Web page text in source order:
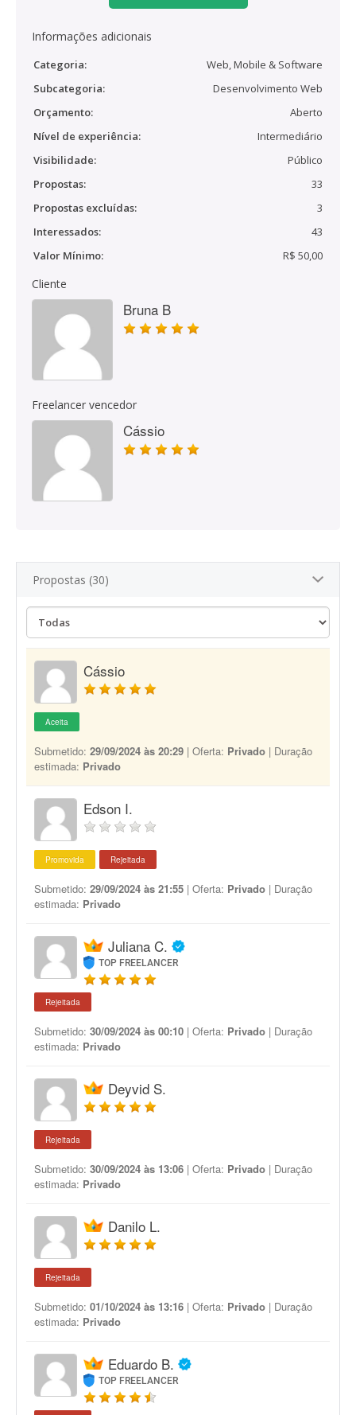
Informações adicionais
Categoria:
Web, Mobile & Software
Subcategoria:
Desenvolvimento Web
Orçamento:
Aberto
Nível de experiência:
Intermediário
Visibilidade:
Público
Propostas:
33
Propostas excluídas:
3
Interessados:
43
Valor Mínimo:
R$ 50,00
Cliente
Bruna B
Freelancer vencedor
Cássio
Propostas (30)
Cássio
Aceita
Submetido: 29/09/2024 às 20:29 | Oferta: Privado | Duração
estimada: Privado
Edson I.
Promovida Rejeitada
Submetido: 29/09/2024 às 21:55 | Oferta: Privado | Duração
estimada: Privado
Juliana C.
TOP FREELANCER
Rejeitada
Submetido: 30/09/2024 às 00:10 | Oferta: Privado | Duração
estimada: Privado
Deyvid S.
Rejeitada
Submetido: 30/09/2024 às 13:06 | Oferta: Privado | Duração
estimada: Privado
Danilo L.
Rejeitada
Submetido: 01/10/2024 às 13:16 | Oferta: Privado | Duração
estimada: Privado
Eduardo B.
TOP FREELANCER